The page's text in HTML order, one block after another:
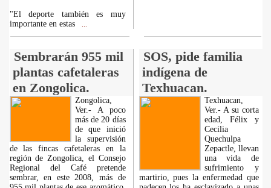
"El deporte también es muy
importante en estas
Sembrarán 955 mil
plantas cafetaleras
en Zongolica.
SOS, pide familia
indígena de
Texhuacan.
Zongolica,
Ver.- A poco
más de 20 días
de que inició
la supervisión
de las fincas cafetaleras en la
región de Zongolica, el Consejo
Regional del Café pretende
sembrar, en este 2008, más de
Texhuacan,
Ver.- A su corta
edad, Félix y
Cecilia
Quechulpa
Zepactle, llevan
una vida de
sufrimiento y
martirio, pues la enfermedad que